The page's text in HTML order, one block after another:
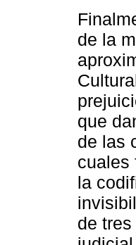
de la
que
de las
cuales
la
de